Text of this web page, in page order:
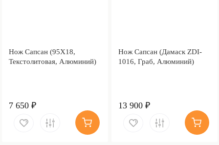
Нож Сапсан (95Х18,
Текстолитовая, Алюминий)
7 650 ₽
Нож Сапсан (Дамаск ZDI-
1016, Граб, Алюминий)
13 900 ₽